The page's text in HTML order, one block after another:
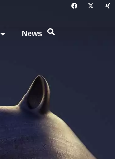
News